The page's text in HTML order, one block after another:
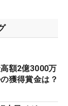
額2億3000万
獲得賞金は？